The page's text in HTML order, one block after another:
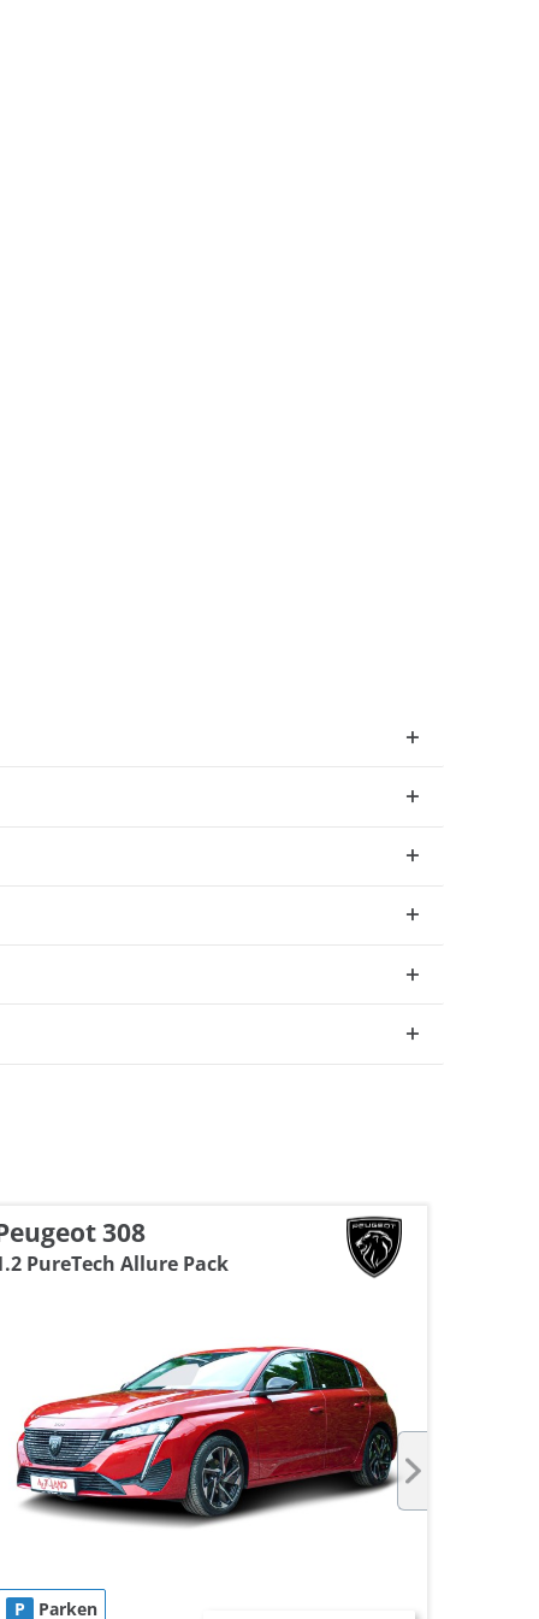
308
PureTech Allure Pack
P Parken